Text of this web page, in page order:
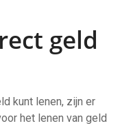
geld
kunt lenen, zijn er
het lenen van geld